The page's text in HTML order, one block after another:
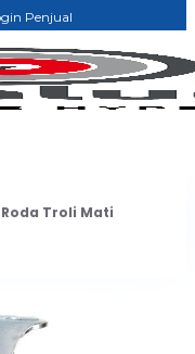
Penjual
Penjual
Troli Mati